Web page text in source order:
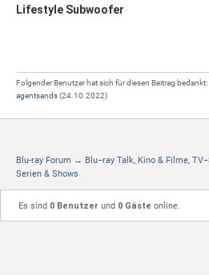
Lifestyle Subwoofer
Folgender Benutzer hat sich für diesen Beitrag bedankt:
agentsands(24.10.2022)
Blu-ray Forum → Blu−ray Talk, Kino & Filme,
Serien & Shows
Es sind 0 Benutzer und 0 Gäste online.